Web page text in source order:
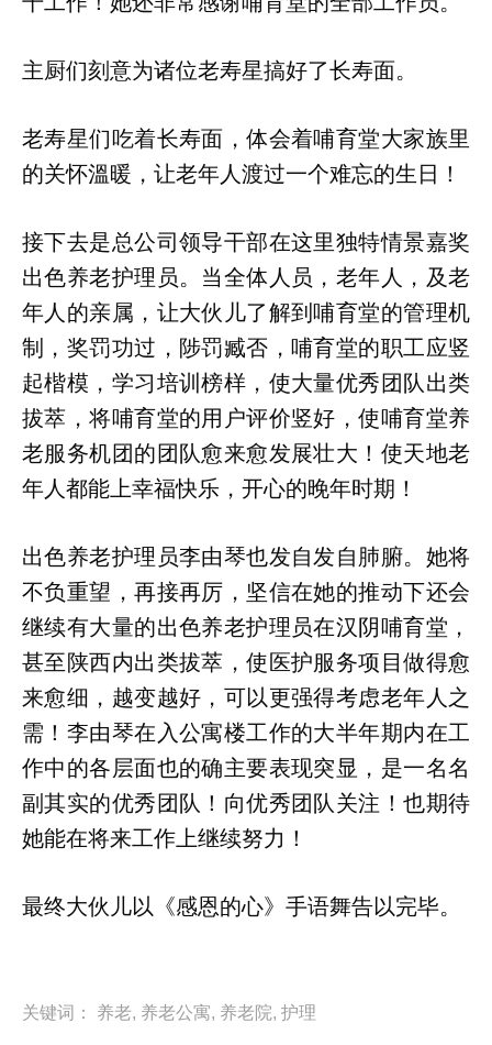
主厨们刻意为诸位老寿星搞好了长寿面。
老寿星们吃着长寿面，体会着哺育堂大家族里
的关怀溫暖，让老年人渡过一个难忘的生日！
接下去是总公司领导干部在这里独特情景嘉奖
出色养老护理员。当全体人员，老年人，及老
年人的亲属，让大伙儿了解到哺育堂的管理机
制，奖罚功过，陟罚臧否，哺育堂的职工应竖
起楷模，学习培训榜样，使大量优秀团队出类
拔萃，将哺育堂的用户评价竖好，使哺育堂养
老服务机团的团队愈来愈发展壮大！使天地老
年人都能上幸福快乐，开心的晚年时期！
出色养老护理员李由琴也发自发自肺腑。她将
不负重望，再接再厉，坚信在她的推动下还会
继续有大量的出色养老护理员在汉阴哺育堂，
甚至陕西内出类拔萃，使医护服务项目做得愈
来愈细，越变越好，可以更强得考虑老年人之
需！李由琴在入公寓楼工作的大半年期内在工
作中的各层面也的确主要表现突显，是一名名
副其实的优秀团队！向优秀团队关注！也期待
她能在将来工作上继续努力！
最终大伙儿以《感恩的心》手语舞告以完毕。
关键词： 养老, 养老公寓, 养老院, 护理